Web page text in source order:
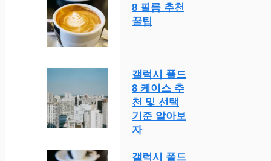
8 필름 추천
꿀팁
갤럭시 폴드
8 케이스 추
천 및 선택
기준 알아보
자
갤럭시 폴드